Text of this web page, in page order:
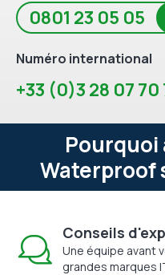
0801 23 05 05
Numéro international
+33 (0)3 28 07 70
Pourquoi
Waterproof
Conseils
Une équipe avant
grandes marques